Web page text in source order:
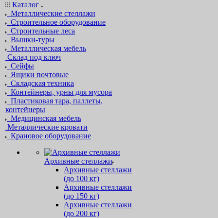
Каталог
Металлические стеллажи
Строительное оборудование
Строительные леса
Вышки-туры
Металлическая мебель
Склад под ключ
Сейфы
Ящики почтовые
Складская техника
Контейнеры, урны для мусора
Пластиковая тара, паллеты,
контейнеры
Медицинская мебель
Металлические кровати
Крановое оборудование
Архивные стеллажи
Архивные стеллажи
(до 100 кг)
Архивные стеллажи
(до 150 кг)
Архивные стеллажи
(до 200 кг)